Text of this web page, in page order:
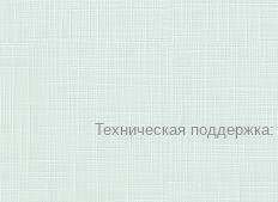
Техническая поддержка: